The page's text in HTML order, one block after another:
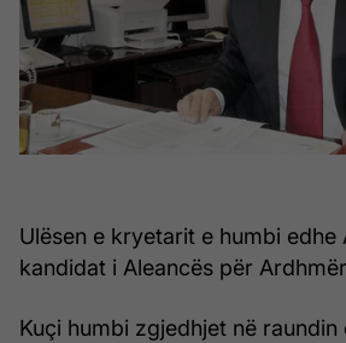
Ulësen e kryetarit e humbi edhe
kandidat i Aleancës për
Kuçi humbi zgjedhjet në